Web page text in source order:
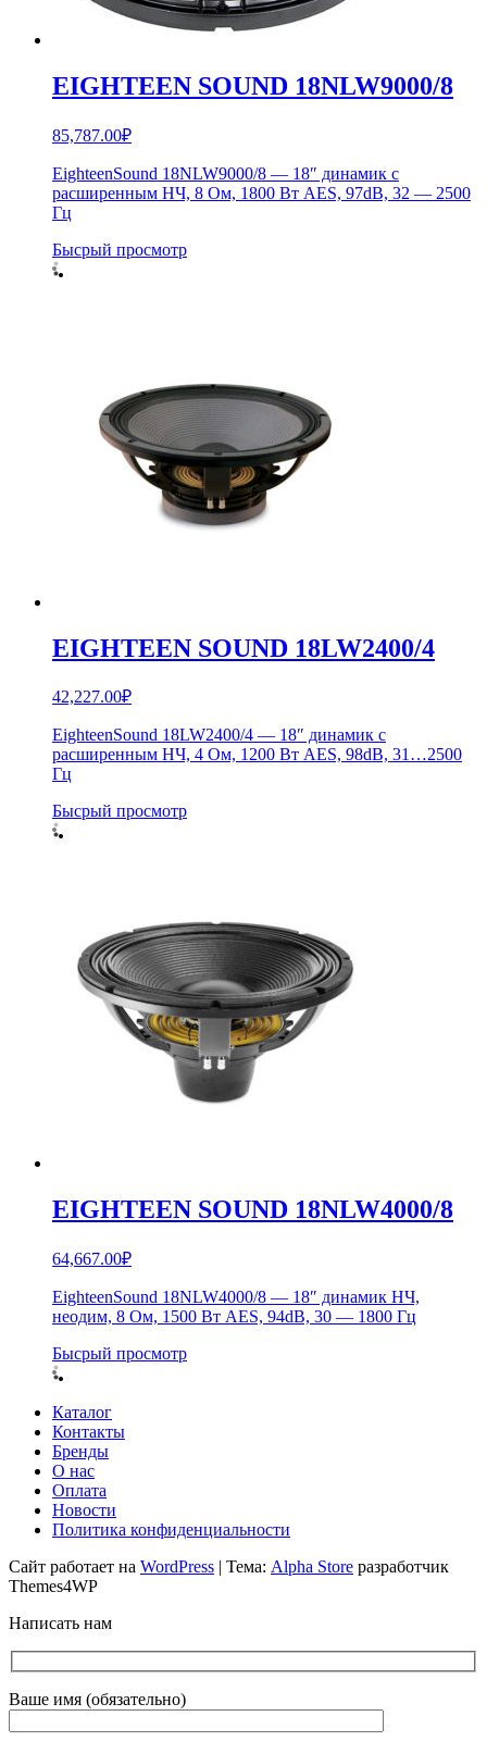
EIGHTEEN SOUND 18NLW9000/8
85,787.00₽
EighteenSound 18NLW9000/8 — 18″ динамик с
расширенным НЧ, 8 Ом, 1800 Вт AES, 97dB, 32 — 2500
Гц
Бысрый просмотр
EIGHTEEN SOUND 18LW2400/4
42,227.00₽
EighteenSound 18LW2400/4 — 18″ динамик с
расширенным НЧ, 4 Ом, 1200 Вт AES, 98dB, 31…2500
Гц
Бысрый просмотр
EIGHTEEN SOUND 18NLW4000/8
64,667.00₽
EighteenSound 18NLW4000/8 — 18″ динамик НЧ,
неодим, 8 Ом, 1500 Вт AES, 94dB, 30 — 1800 Гц
Бысрый просмотр
Каталог
Контакты
Бренды
О нас
Оплата
Новости
Политика конфиденциальности
Сайт работает на WordPress | Тема: Alpha Store разработчик
Themes4WP
Написать нам
Ваше имя (обязательно)